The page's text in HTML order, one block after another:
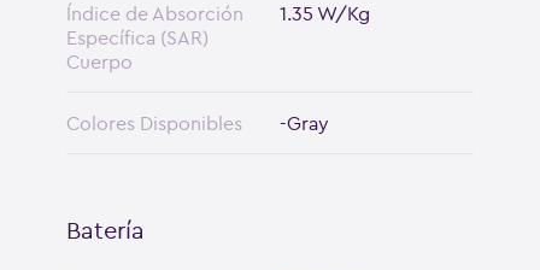
Índice de Absorción
Específica (SAR)
Cuerpo
1.35 W/Kg
Colores Disponibles -Gray
Batería